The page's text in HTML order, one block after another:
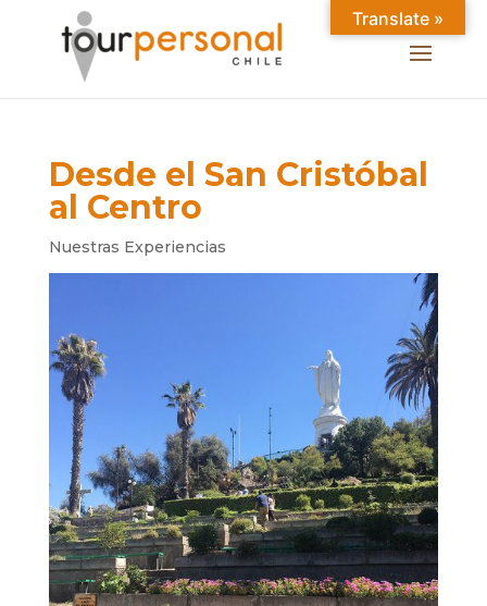
Desde el San Cristóbal
al Centro
Nuestras Experiencias
Translate »